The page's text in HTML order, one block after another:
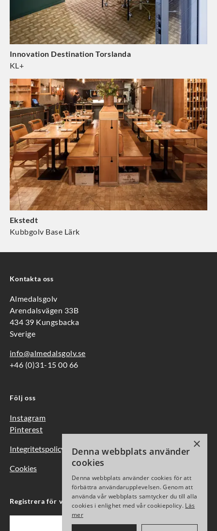
Innovation Destination Torslanda
KL+
Ekstedt
Kubbgolv Base Lärk
Kontakta oss
Almedalsgolv
Arendalsvägen 33B
434 39 Kungsbacka
Sverige
info@almedalsgolv.se
+46 (0)31-15 00 66
Följ oss
Instagram
Pinterest
Integritetspolicy
Cookies
Registrera för vårt nyhetsbrev
×
Denna webbplats använder
cookies
Denna webbplats använder cookies för att
förbättra användarupplevelsen. Genom att
använda vår webbplats samtycker du till alla
cookies i enlighet med vår cookiepolicy. Läs
mer